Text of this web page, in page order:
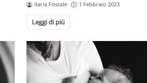
Ilaria Foscale 1 Febbraio 2023
Leggi di più